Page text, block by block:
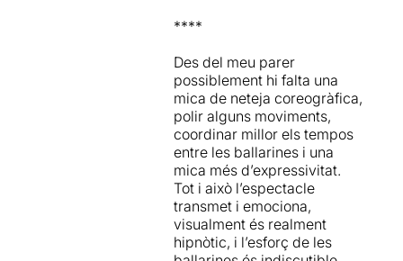
****
Des del meu parer
possiblement hi falta una
mica de neteja coreogràfica,
polir alguns moviments,
coordinar millor els tempos
entre les ballarines i una
mica més d’expressivitat.
Tot i això l’espectacle
transmet i emociona,
visualment és realment
hipnòtic, i l’esforç de les